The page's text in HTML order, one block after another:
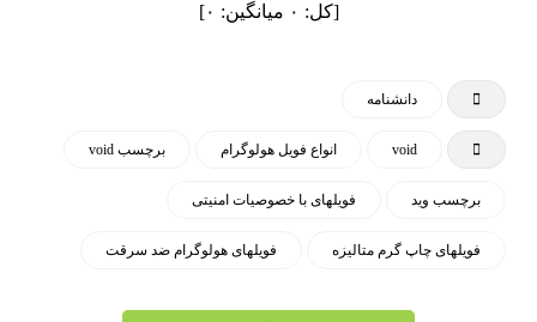
[کل: ۰ میانگین: ۰]
دانشنامه
void انواع فویل هولوگرام برچسب void
برچسب وید فویلهای با خصوصیات امنیتی
فویلهای چاپ گرم متالیزه فویلهای هولوگرام ضد سرقت